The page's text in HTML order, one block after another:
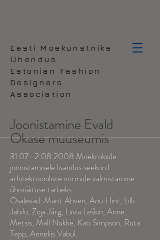
Eesti Moekunstnike
Ühendus
Estonian Fashion
Designers
Association
Joonistamine Evald
Okase muuseumis
31.07- 2.08.2008 Moekrokiide
joonistamisele lisandus seekord
arhitektooniliste vormide valmistamine
ühisnäituse tarbeks.
Osalevad: Marit Ahven, Anu Hint, Lilli
Jahilo, Zoja Järg, Liivia Leškin, Anne
Metsis, Mall Nukke, Kati Simpson, Ruta
Tepp, Anneliis Vabul.